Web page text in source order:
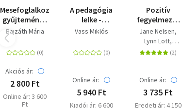
Mesefoglalkozások
gyűjteménye
1. -
Pedagógusoknak
Bajzáth Mária
Akciós ár:
2 800 Ft
Online ár: 3 600
Ft
A pedagógia
lelke -
Történetek a
világából
Vass Miklós
Online ár:
5 940 Ft
Kiadói ár: 6 600
Pozitív
fegyelmezés
az iskolában -
A kölcsönös
tisztelet, az
felelősségteljes
gondolkodás
kialakítása a
tanítás során
Jane Nelsen
Lynn Lott
H. Stephen
Online ár:
3 735 Ft
Eredeti ár: 4 150